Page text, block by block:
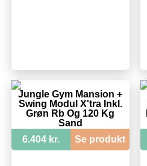
Jungle Gym Mansion +
Swing Modul X'tra Inkl.
Grøn Rb Og 120 Kg
Sand
6.404 kr.
Se produkt